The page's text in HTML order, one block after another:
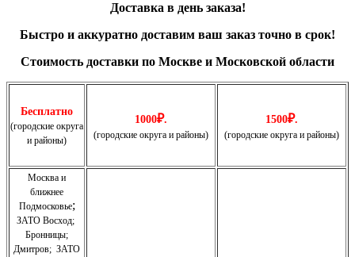
Доставка в день заказа!
Быстро и аккуратно доставим ваш заказ точно в срок!
Стоимость доставки по Москве и Московской области
Бесплатно
(городские округа
и районы)
1000₽.
(городские округа и районы)
1500₽.
(городские округа и районы)
Москва и
ближнее
Подмосковье;
ЗАТО Восход;
Бронницы;
Дмитров; ЗАТО